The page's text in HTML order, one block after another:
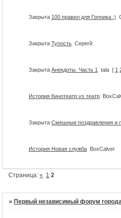
Закрыта 100 правил для Гопника :)
Закрыта Тупость Серегй
Закрыта Анекдоты. Часть 1 tala [ 1
История Кинотеатр vs театр
Закрыта Смешные поздравления и
История Новая служба BoxCalver
Страница:« 1 2
» Первый независимый форум